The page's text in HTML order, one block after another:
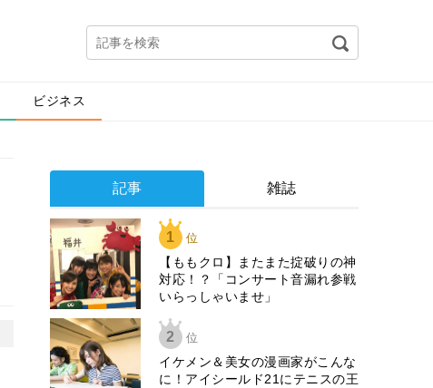
ビジネス
記事 雑誌
1 位
【ももクロ】またまた掟破りの神
対応！？「コンサート音漏れ参戦
いらっしゃいませ」
2 位
イケメン＆美女の漫画家がこんな
に！アイシールド21にテニスの王